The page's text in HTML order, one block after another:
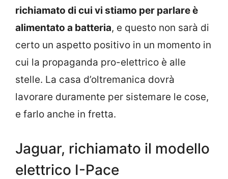
richiamato di cui vi stiamo per parlare è
alimentato a batteria, e questo non sarà di
certo un aspetto positivo in un momento in
cui la propaganda pro-elettrico è alle
stelle. La casa d’oltremanica dovrà
lavorare duramente per sistemare le cose,
e farlo anche in fretta.
Jaguar, richiamato il modello
elettrico I-Pace